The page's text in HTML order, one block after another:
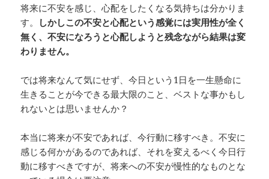
将来に不安を感じ、心配をしたくなる気持ちは分かりま
す。
しかしこの不安と心配という感覚には実用性が全く
無く、不安になろうと心配しようと残念ながら結果は変
わりません。
では将来なんて気にせず、今日という1日を一生懸命に
生きることが今できる最大限のこと、ベストな事かもし
れないとは思いませんか？
本当に将来が不安であれば、今行動に移すべき。不安に
感じる何かがあるのであれば、それを変えるべく今日行
動に移すべきですが、将来への不安が慢性的なものとな